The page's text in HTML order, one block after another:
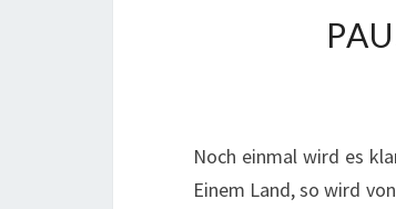
Noch einmal wird es
Einem Land, so wird